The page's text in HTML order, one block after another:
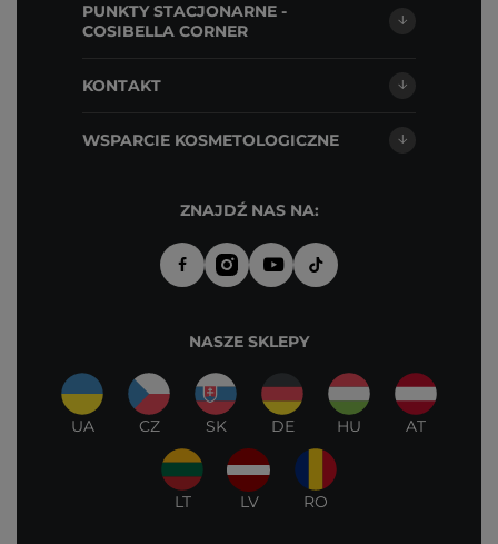
PUNKTY STACJONARNE -
COSIBELLA CORNER
KONTAKT
WSPARCIE KOSMETOLOGICZNE
ZNAJDŹ NAS NA:
NASZE SKLEPY
UA CZ SK DE HU AT
LT LV RO